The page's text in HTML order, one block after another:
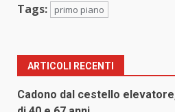
Tags: primo piano
ARTICOLI RECENTI
Cadono dal cestello